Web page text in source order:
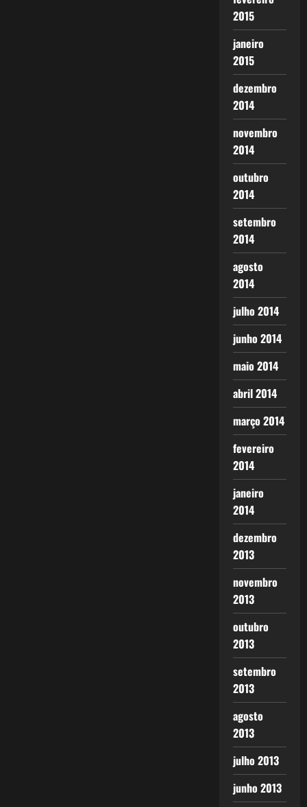
2015
janeiro
2015
dezembro
2014
novembro
2014
outubro
2014
setembro
2014
agosto
2014
julho 2014
junho 2014
maio 2014
abril 2014
março 2014
fevereiro
2014
janeiro
2014
dezembro
2013
novembro
2013
outubro
2013
setembro
2013
agosto
2013
julho 2013
junho 2013